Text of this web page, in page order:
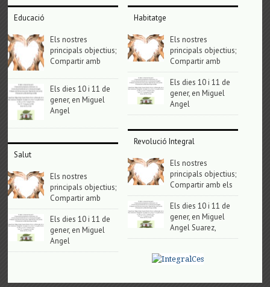
Educació
Els nostres
principals objectius;
Compartir amb
Els dies 10 i 11 de
gener, en Miguel
Angel
Salut
Els nostres
principals objectius;
Compartir amb
Els dies 10 i 11 de
gener, en Miguel
Angel
Habitatge
Els nostres
principals objectius;
Compartir amb
Els dies 10 i 11 de
gener, en Miguel
Angel
Revolució Integral
Els nostres
principals objectius;
Compartir amb els
Els dies 10 i 11 de
gener, en Miguel
Angel Suarez,